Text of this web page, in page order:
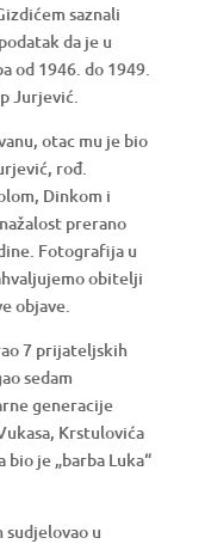
saznali
da je u
od 1946. do 1949.
Jurjević.
otac mu je bio
rođ.
Dinkom i
prerano
Fotografija u
obitelji
objave.
7 prijateljskih
sedam
generacije
Krstulovića
je „barba Luka“
sudjelovao u